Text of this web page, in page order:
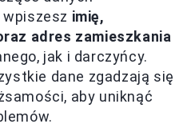
wpiszesz imię,
adres zamieszkania
jak i darczyńcy.
dane zgadzają się
aby uniknąć